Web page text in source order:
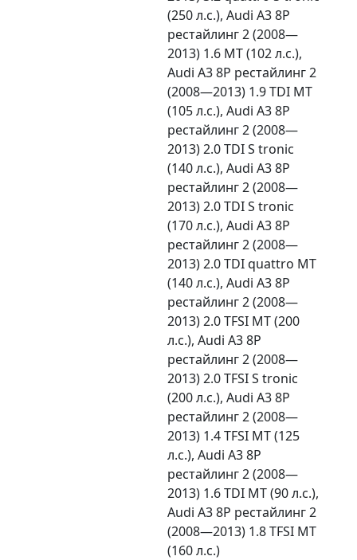
(250 л.с.), Audi A3 8P
рестайлинг 2 (2008—
2013) 1.6 MT (102 л.с.),
Audi A3 8P рестайлинг 2
(2008—2013) 1.9 TDI MT
(105 л.с.), Audi A3 8P
рестайлинг 2 (2008—
2013) 2.0 TDI S tronic
(140 л.с.), Audi A3 8P
рестайлинг 2 (2008—
2013) 2.0 TDI S tronic
(170 л.с.), Audi A3 8P
рестайлинг 2 (2008—
2013) 2.0 TDI quattro MT
(140 л.с.), Audi A3 8P
рестайлинг 2 (2008—
2013) 2.0 TFSI MT (200
л.с.), Audi A3 8P
рестайлинг 2 (2008—
2013) 2.0 TFSI S tronic
(200 л.с.), Audi A3 8P
рестайлинг 2 (2008—
2013) 1.4 TFSI MT (125
л.с.), Audi A3 8P
рестайлинг 2 (2008—
2013) 1.6 TDI MT (90 л.с.),
Audi A3 8P рестайлинг 2
(2008—2013) 1.8 TFSI MT
(160 л.с.)